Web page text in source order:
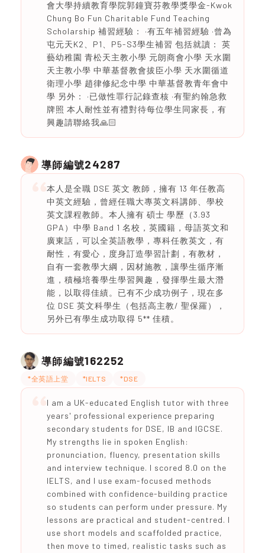
會大學持續教育學院郭鐘寶芬教學獎學金-Kwok
Chung Bo Fun Charitable Fund Teaching
Scholarship 補習經驗： ·有五年補習經驗 ·曾為
屯元天K2、P1、P5-S3學生補習 包括就讀： 英
藝幼稚園 青松天主教小學 元朗商會小學 天水圍
天主教小學 中華基督教會拔臣小學 天水圍循道
衛理小學 趙律修紀念中學 中華基督教青年會中
學 另外： ·已做性罪行記錄查核 ·有聖約翰急救
牌照 本人耐性並有禮對待每位學生同家長，有
興趣請聯絡我🙏🏻
導師編號24287
本人是全職 DSE 英文 教師，擁有 13 年任教高
中英文經驗，曾經任職大專英文科講師、學校
英文課程教師。本人擁有 碩士 學歷（3.93
GPA）中學 Band 1 名校，英國籍，母語英文和
廣東話，可以全英語教學，專科任教英文，有
耐性，有愛心，度身訂造學習計劃，有教材，
自有一套教學大綱，因材施教，讓學生循序漸
進，積極培養學生學習興趣，發揮學生最大潛
能，以取得佳績。已有不少成功例子，現在多
位 DSE 英文科學生（包括高主教/ 聖保羅），
另外已有學生成功取得 5** 佳積。
導師編號162252
*全英語上堂 *IELTS *DSE
I am a UK-educated English tutor with three
years' professional experience preparing
secondary students for DSE, IB and IGCSE.
My strengths lie in spoken English:
pronunciation, fluency, presentation skills
and interview technique. I scored 8.0 on the
IELTS, and I use exam-focused methods
combined with confidence-building practice
so students can perform under pressure. My
lessons are practical and student-centred. I
use short models and scaffolded practice,
then move to timed, realistic tasks such as